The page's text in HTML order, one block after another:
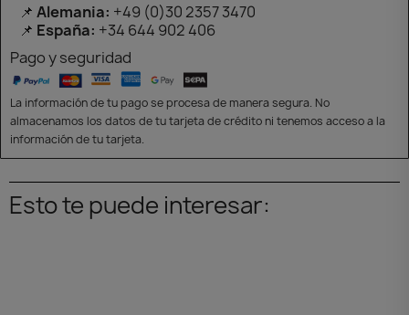
📌 Alemania: +49 (0)30 2357 3470
📌 España: +34 644 902 406
Pago y seguridad
La información de tu pago se procesa de manera segura. No
almacenamos los datos de tu tarjeta de crédito ni tenemos acceso a la
información de tu tarjeta.
Esto te puede interesar: